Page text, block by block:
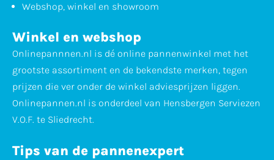
Webshop, winkel en showroom
Winkel en webshop
Onlinepannnen.nl is dé online pannenwinkel met het
grootste assortiment en de bekendste merken, tegen
prijzen die ver onder de winkel adviesprijzen liggen.
Onlinepannen.nl is onderdeel van Hensbergen Serviezen
V.O.F. te Sliedrecht.
Tips van de pannenexpert